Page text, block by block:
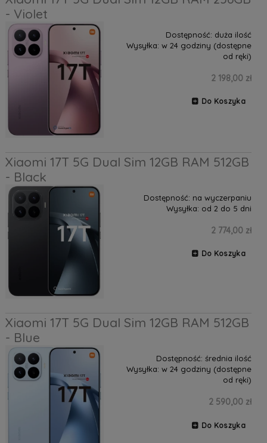
- Violet
Dostępność: duża ilość
Wysyłka: w 24 godziny (dostępne
od ręki)
2 198,00 zł
Do Koszyka
Xiaomi 17T 5G Dual Sim 12GB RAM 512GB
- Black
Dostępność: na wyczerpaniu
Wysyłka: od 2 do 5 dni
2 774,00 zł
Do Koszyka
Xiaomi 17T 5G Dual Sim 12GB RAM 512GB
- Blue
Dostępność: średnia ilość
Wysyłka: w 24 godziny (dostępne
od ręki)
2 590,00 zł
Do Koszyka